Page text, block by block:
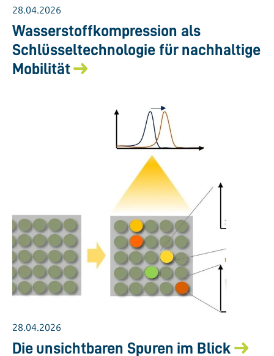
28.04.2026
Wasserstoffkompression als
Schlüsseltechnologie für nachhaltige
Mobilität
28.04.2026
Die unsichtbaren Spuren im Blick